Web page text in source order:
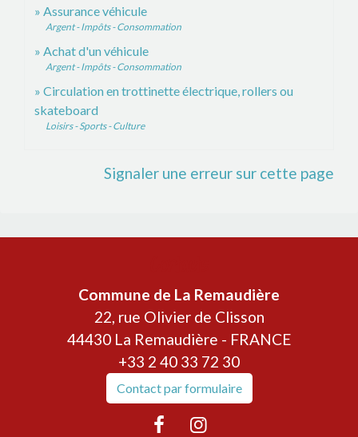
Assurance véhicule
Argent - Impôts - Consommation
Achat d'un véhicule
Argent - Impôts - Consommation
Circulation en trottinette électrique, rollers ou
skateboard
Loisirs - Sports - Culture
Signaler une erreur sur cette page
Commune de La Remaudière
22, rue Olivier de Clisson
44430 La Remaudière - FRANCE
+33 2 40 33 72 30
Contact par formulaire